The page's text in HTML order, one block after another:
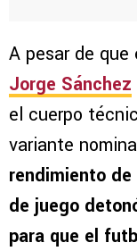
A pesar de
Jorge Sánchez
el cuerpo
variante
rendimiento
de juego
para que el